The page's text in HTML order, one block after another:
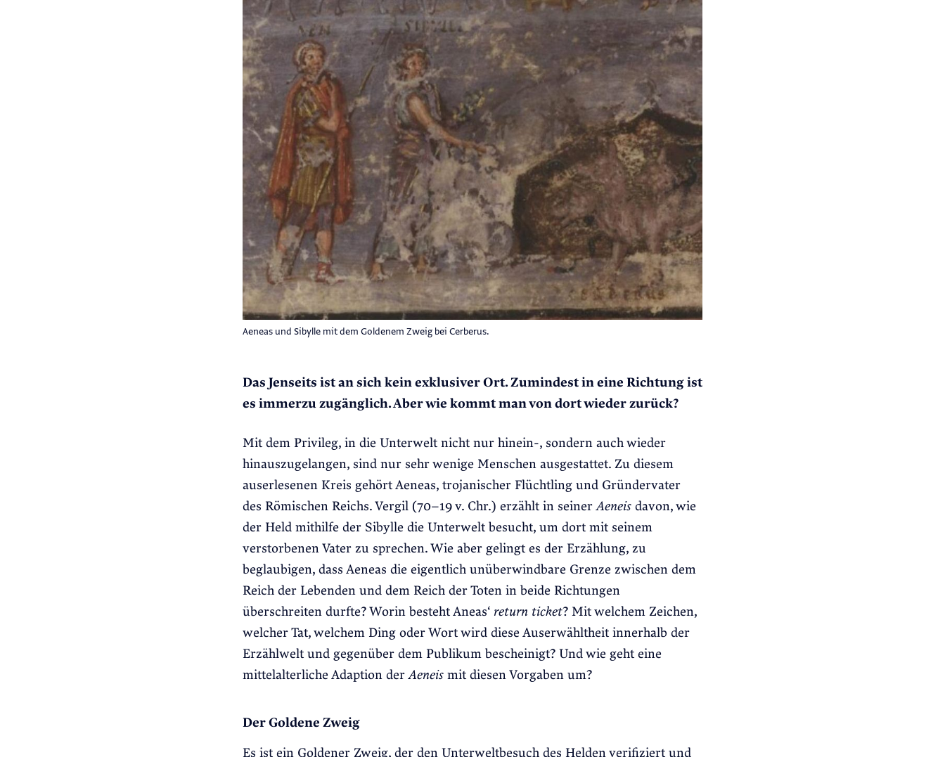
Aeneas und Sibylle mit dem Goldenem Zweig bei Cerberus.
Das Jenseits ist an sich kein exklusiver Ort. Zumindest in eine Richtung ist
es immerzu zugänglich. Aber wie kommt man von dort wieder zurück?
Mit dem Privileg, in die Unterwelt nicht nur hinein-, sondern auch wieder
hinauszugelangen, sind nur sehr wenige Menschen ausgestattet. Zu diesem
auserlesenen Kreis gehört Aeneas, trojanischer Flüchtling und Gründervater
des Römischen Reichs. Vergil (70–19 v. Chr.) erzählt in seinerAeneisdavon, wie
der Held mithilfe der Sibylle die Unterwelt besucht, um dort mit seinem
verstorbenen Vater zu sprechen. Wie aber gelingt es der Erzählung, zu
beglaubigen, dass Aeneas die eigentlich unüberwindbare Grenze zwischen dem
Reich der Lebenden und dem Reich der Toten in beide Richtungen
überschreiten durfte? Worin besteht Aneas‘ return ticket? Mit welchem Zeichen,
welcher Tat, welchem Ding oder Wort wird diese Auserwähltheit innerhalb der
Erzählwelt und gegenüber dem Publikum bescheinigt? Und wie geht eine
mittelalterliche Adaption derAeneismit diesen Vorgaben um?
Der Goldene Zweig
Es ist ein Goldener Zweig, der den Unterweltbesuch des Helden verifiziert und